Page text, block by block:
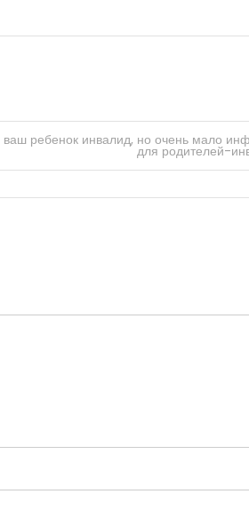
ребенок инвалид, но очень мало
для родителей-